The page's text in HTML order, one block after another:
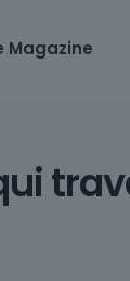
Magazine